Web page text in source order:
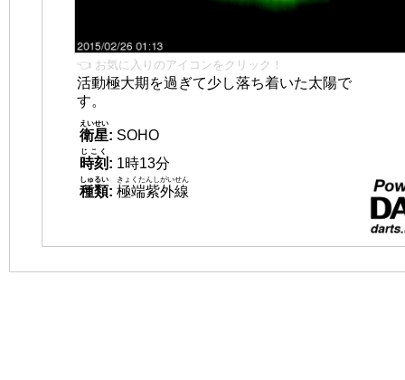
👈 お気に入りのアイコンをクリック！
活動極大期を過ぎて少し落ち着いた太陽で
す。
衛星
えいせい
: SOHO
時刻
じこく
: 1時13分
種類
しゅるい
: 極端紫外線
きょくたんしがいせん